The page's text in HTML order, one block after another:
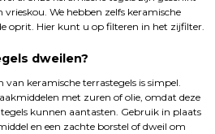
We hebben zelfs keramische
oprit. Hier kunt u op filteren in het zijfilter.
dweilen?
van keramische terrastegels is simpel.
met zuren of olie, omdat deze
kunnen aantasten. Gebruik in plaats
en een zachte borstel of dweil om